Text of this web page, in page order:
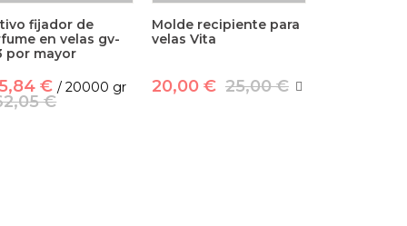
fijador de
en velas gv-
por mayor
€ / 20000 gr
€
Molde recipiente para
velas Vita
20,00 € 25,00 €